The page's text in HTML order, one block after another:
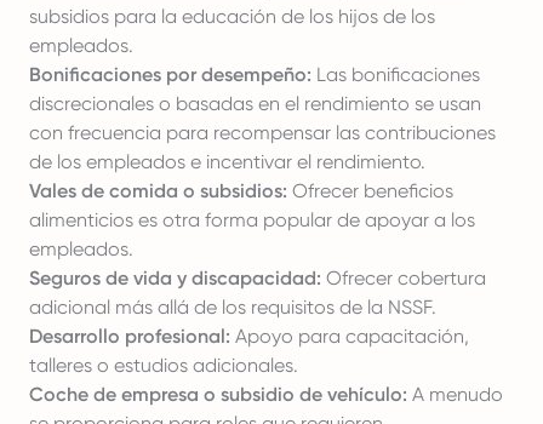
subsidios para la educación de los hijos de los
empleados.
Bonificaciones por desempeño: Las bonificaciones
discrecionales o basadas en el rendimiento se usan
con frecuencia para recompensar las contribuciones
de los empleados e incentivar el rendimiento.
Vales de comida o subsidios: Ofrecer beneficios
alimenticios es otra forma popular de apoyar a los
empleados.
Seguros de vida y discapacidad: Ofrecer cobertura
adicional más allá de los requisitos de la NSSF.
Desarrollo profesional: Apoyo para capacitación,
talleres o estudios adicionales.
Coche de empresa o subsidio de vehículo: A menudo